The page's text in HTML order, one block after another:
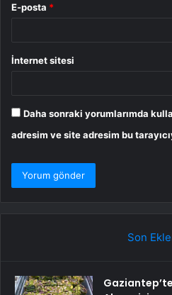
E-posta *
İnternet sitesi
Daha sonraki yorumlarımda
adresim ve site adresim bu
Son